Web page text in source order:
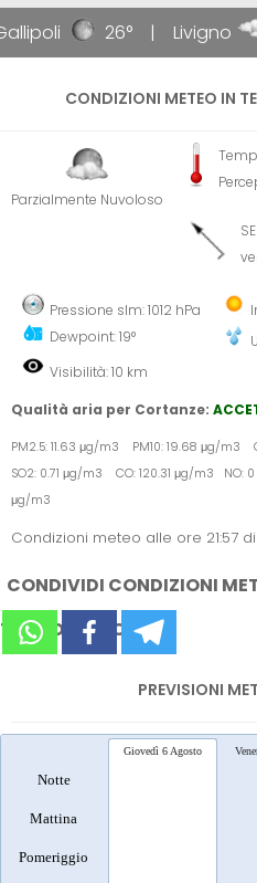
26° Livigno
CONDIZIONI METEO IN
Parzialmente Nuvoloso
Pressione slm: 1012 hPa
Dewpoint: 19°
Visibilità: 10 km
Qualità aria per Cortanze:
PM2.5: 11.63 μg/m3 PM10: 19.68 μg/m3
SO2: 0.71 μg/m3 CO: 120.31 μg/m3
μg/m3
Condizioni meteo alle ore 21:57
CONDIVIDI CONDIZIONI
TEMPO SUI SOCIAL
PREVISIONI
Notte
Mattina
Pomeriggio
Giovedì 6 Agosto